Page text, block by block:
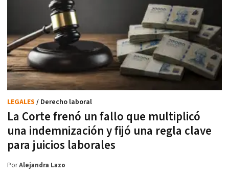
La Corte frenó un fallo que multiplicó
una indemnización y fijó una regla clave
para juicios laborales
LEGALES / Derecho laboral
PorAlejandra Lazo